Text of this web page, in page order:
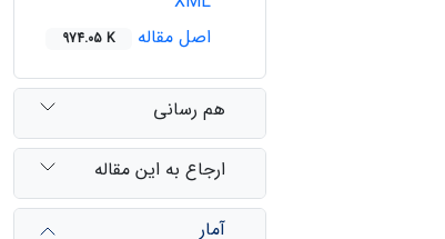
اصل مقاله
974.05 K
هم رسانی
ارجاع به این مقاله
آمار